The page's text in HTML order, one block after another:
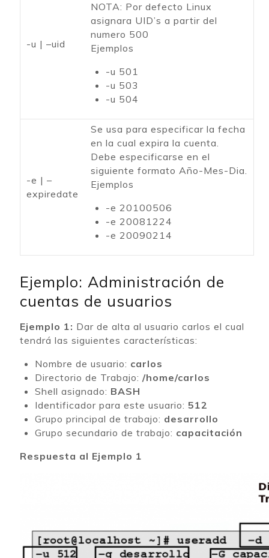
-u | –uid
NOTA: Por defecto Linux
asignara UID’s a partir del
numero 500
Ejemplos
-u 501
-u 503
-u 504
-e | –
expiredate
Se usa para especificar la fecha
en la cual expira la cuenta.
Debe especificarse en el
siguiente formato Año-Mes-Dia.
Ejemplos
-e 20100506
-e 20081224
-e 20090214
Ejemplo: Administración de
cuentas de usuarios
Ejemplo 1: Dar de alta al usuario carlos el cual
tendrá las siguientes características:
Nombre de usuario: carlos
Directorio de Trabajo: /home/carlos
Shell asignado: BASH
Identificador para este usuario: 512
Grupo principal de trabajo: desarrollo
Grupo secundario de trabajo: capacitación
Respuesta al Ejemplo 1